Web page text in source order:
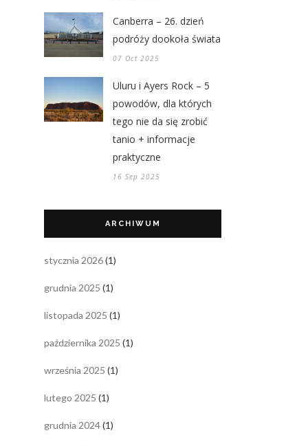
Canberra – 26. dzień
podróży dookoła świata
07 Oct 2025
Uluru i Ayers Rock – 5
powodów, dla których
tego nie da się zrobić
tanio + informacje
praktyczne
16 Sep 2025
ARCHIWUM
stycznia 2026(1)
grudnia 2025 (1)
listopada 2025 (1)
października 2025 (1)
września 2025 (1)
lutego 2025 (1)
grudnia 2024(1)